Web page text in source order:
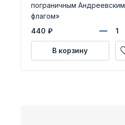
пограничным Андреевским
флагом»
440 ₽
В корзину